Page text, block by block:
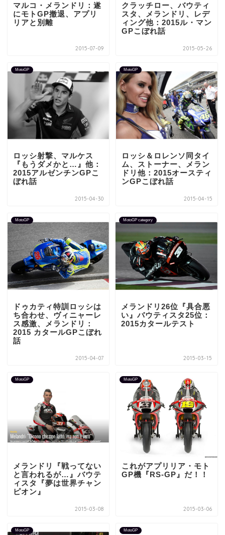
マルコ・メランドリ：遂
にモトGP撤退、アプリ
リアと別離
2015-07-09
クラッチロー、バウティ
スタ、メランドリ、レデ
ィング他：2015ル・マン
GPこぼれ話
2015-05-26
MotoGP
ロッシ射撃、マルケス
『もうダメかと…』他：
2015アルゼンチンGPこ
ぼれ話
2015-04-30
MotoGP
ロッシ＆ロレンソ同タイ
ム、ストーナー、メラン
ドリ他：2015オースティ
ンGPこぼれ話
2015-04-15
MotoGP
ドゥカティ特訓ロッシは
ち合わせ、ヴィニャーレ
ス感激、メランドリ：
2015 カタールGPこぼれ
話
2015-04-07
MotoGP category
メランドリ26位『具合悪
い』バウティスタ25位：
2015カタールテスト
2015-03-15
MotoGP
メランドリ『戦ってない
と言われるが…』バウテ
ィスタ『夢は世界チャン
ピオン』
2015-03-08
MotoGP
これがアプリリア・モト
GP機『RS-GP』だ！！
2015-03-06
MotoGP MotoGP